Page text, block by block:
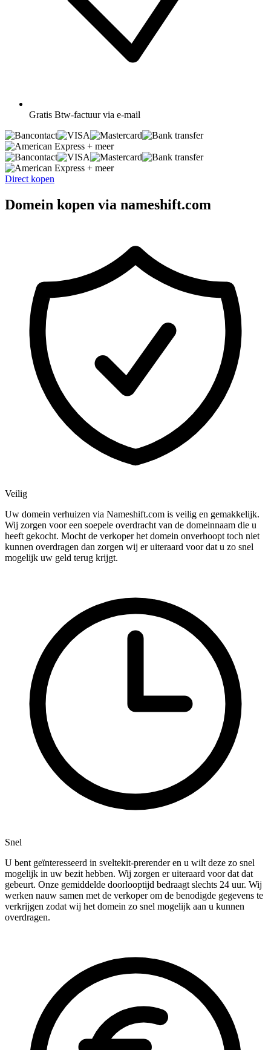
Gratis Btw-factuur via e-mail
+ meer
+ meer
Direct kopen
Domein kopen via nameshift.com
Veilig
Uw domein verhuizen via Nameshift.com is veilig en gemakkelijk.
Wij zorgen voor een soepele overdracht van de domeinnaam die u
heeft gekocht. Mocht de verkoper het domein onverhoopt toch niet
kunnen overdragen dan zorgen wij er uiteraard voor dat u zo snel
mogelijk uw geld terug krijgt.
Snel
U bent geïnteresseerd in sveltekit-prerender en u wilt deze zo snel
mogelijk in uw bezit hebben. Wij zorgen er uiteraard voor dat dat
gebeurt. Onze gemiddelde doorlooptijd bedraagt slechts 24 uur. Wij
werken nauw samen met de verkoper om de benodigde gegevens te
verkrijgen zodat wij het domein zo snel mogelijk aan u kunnen
overdragen.